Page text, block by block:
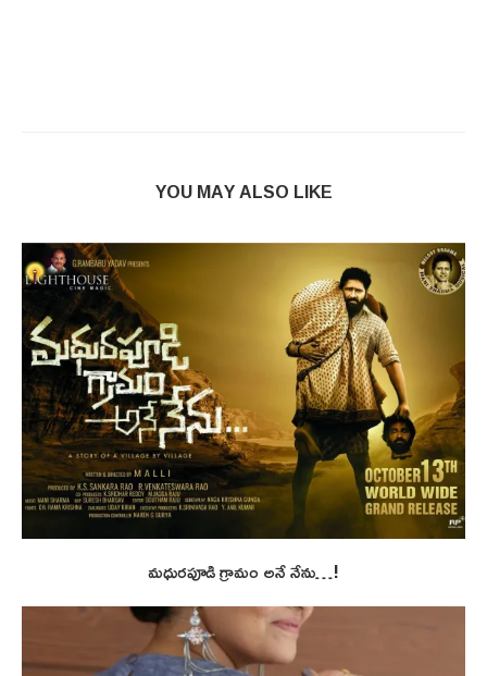
YOU MAY ALSO LIKE
మధురపూడి గ్రామం అనే నేను…!